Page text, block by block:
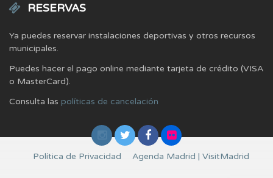
RESERVAS
Ya puedes reservar instalaciones deportivas y otros recursos
municipales.
Puedes hacer el pago online mediante tarjeta de crédito (VISA
o MasterCard).
Consulta las políticas de cancelación
Política de Privacidad Agenda Madrid | VisitMadrid